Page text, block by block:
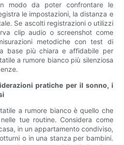
modo da poter confrontare le
le impostazioni, la distanza e
Se ascolti registrazioni o utilizzi
clip audio o screenshot come
metodiche con test di
base più chiara e affidabile per
a rumore bianco più silenziosa
pratiche per il sonno, i
a rumore bianco è quello che
tue routine. Considera come
in un appartamento condiviso,
o in una stanza per bambini.